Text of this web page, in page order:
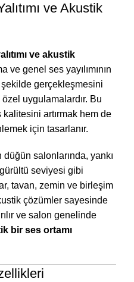
ve Akustik
ve akustik
ve genel ses yayılımının
gerçekleşmesini
uygulamalardır. Bu
artırmak hem de
için tasarlanır.
salonlarında, yankı
seviyesi gibi
tavan, zemin ve birleşim
çözümler sayesinde
ve salon genelinde
bir ses ortamı